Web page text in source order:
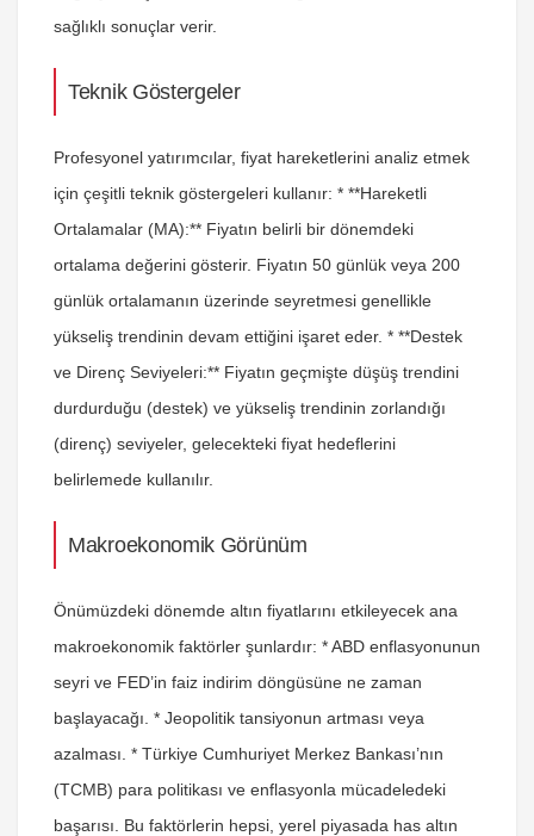
sağlıklı sonuçlar verir.
Teknik Göstergeler
Profesyonel yatırımcılar, fiyat hareketlerini analiz etmek
için çeşitli teknik göstergeleri kullanır: * **Hareketli
Ortalamalar (MA):** Fiyatın belirli bir dönemdeki
ortalama değerini gösterir. Fiyatın 50 günlük veya 200
günlük ortalamanın üzerinde seyretmesi genellikle
yükseliş trendinin devam ettiğini işaret eder. * **Destek
ve Direnç Seviyeleri:** Fiyatın geçmişte düşüş trendini
durdurduğu (destek) ve yükseliş trendinin zorlandığı
(direnç) seviyeler, gelecekteki fiyat hedeflerini
belirlemede kullanılır.
Makroekonomik Görünüm
Önümüzdeki dönemde altın fiyatlarını etkileyecek ana
makroekonomik faktörler şunlardır: * ABD enflasyonunun
seyri ve FED’in faiz indirim döngüsüne ne zaman
başlayacağı. * Jeopolitik tansiyonun artması veya
azalması. * Türkiye Cumhuriyet Merkez Bankası’nın
(TCMB) para politikası ve enflasyonla mücadeledeki
başarısı. Bu faktörlerin hepsi, yerel piyasada has altın